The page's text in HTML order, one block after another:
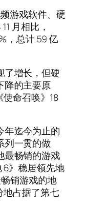
游戏软件、硬
月相比，
，总计 59 亿
了增长，但硬
降的主要原
命召唤》18
年迄今为止的
列一贯的做
最畅销的游戏
》稳居领先地
销游戏的地
地占据了第七